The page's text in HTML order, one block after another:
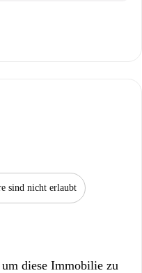
sind nicht erlaubt
diese Immobilie zu